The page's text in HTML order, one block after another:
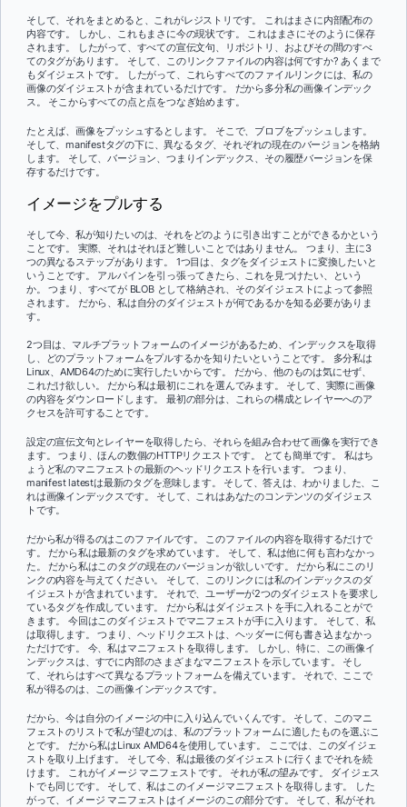
そして、それをまとめると、これがレジストリです。 これはまさに内部配布の
内容です。 しかし、これもまさに今の現状です。 これはまさにそのように保存
されます。 したがって、すべての宣伝文句、リポジトリ、およびその間のすべ
てのタグがあります。 そして、このリンクファイルの内容は何ですか? あくまで
もダイジェストです。 したがって、これらすべてのファイルリンクには、私の
画像のダイジェストが含まれているだけです。 だから多分私の画像インデック
ス。 そこからすべての点と点をつなぎ始めます。
たとえば、画像をプッシュするとします。 そこで、ブロブをプッシュします。
そして、manifestタグの下に、異なるタグ、それぞれの現在のバージョンを格納
します。 そして、バージョン、つまりインデックス、その履歴バージョンを保
存するだけです。
イメージをプルする
そして今、私が知りたいのは、それをどのように引き出すことができるかという
ことです。 実際、それはそれほど難しいことではありません。 つまり、主に3
つの異なるステップがあります。 1つ目は、タグをダイジェストに変換したいと
いうことです。 アルパインを引っ張ってきたら、これを見つけたい、という
か。 つまり、すべてが BLOB として格納され、そのダイジェストによって参照
されます。 だから、私は自分のダイジェストが何であるかを知る必要がありま
す。
2つ目は、マルチプラットフォームのイメージがあるため、インデックスを取得
し、どのプラットフォームをプルするかを知りたいということです。 多分私は
Linux、AMD64のために実行したいからです。 だから、他のものは気にせず、
これだけ欲しい。 だから私は最初にこれを選んでみます。 そして、実際に画像
の内容をダウンロードします。 最初の部分は、これらの構成とレイヤーへのア
クセスを許可することです。
設定の宣伝文句とレイヤーを取得したら、それらを組み合わせて画像を実行でき
ます。 つまり、ほんの数個のHTTPリクエストです。 とても簡単です。 私はち
ょうど私のマニフェストの最新のヘッドリクエストを行います。 つまり、
manifest latestは最新のタグを意味します。 そして、答えは、わかりました、こ
れは画像インデックスです。 そして、これはあなたのコンテンツのダイジェス
トです。
だから私が得るのはこのファイルです。 このファイルの内容を取得するだけで
す。 だから私は最新のタグを求めています。 そして、私は他に何も言わなかっ
た。 だから私はこのタグの現在のバージョンが欲しいです。 だから私にこのリ
ンクの内容を与えてください。 そして、このリンクには私のインデックスのダ
イジェストが含まれています。 それで、ユーザーが2つのダイジェストを要求し
ているタグを作成しています。 だから私はダイジェストを手に入れることがで
きます。 今回はこのダイジェストでマニフェストが手に入ります。 そして、私
は取得します。 つまり、ヘッドリクエストは、ヘッダーに何も書き込まなかっ
ただけです。 今、私はマニフェストを取得します。 しかし、特に、この画像イ
ンデックスは、すでに内部のさまざまなマニフェストを示しています。 そし
て、それらはすべて異なるプラットフォームを備えています。 それで、ここで
私が得るのは、この画像インデックスです。
だから、今は自分のイメージの中に入り込んでいくんです。 そして、このマニ
フェストのリストで私が望むのは、私のプラットフォームに適したものを選ぶこ
とです。 だから私はLinux AMD64を使用しています。 ここでは、このダイジェ
ストを取り上げます。 そして今、私は最後のダイジェストに行くまでそれを続
けます。 これがイメージ マニフェストです。 それが私の望みです。 ダイジェス
トでも同じです。 そして、私はこのイメージマニフェストを取得します。 した
がって、イメージ マニフェストはイメージのこの部分です。 そして、私がそれ